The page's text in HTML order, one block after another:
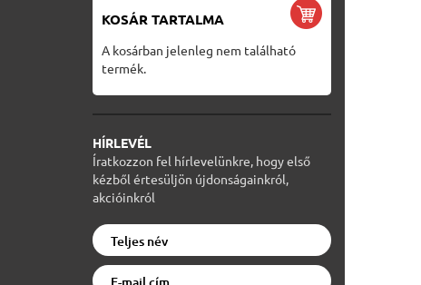
KOSÁR TARTALMA
A kosárban jelenleg nem található
termék.
HÍRLEVÉL
Íratkozzon fel hírlevelünkre, hogy első
kézből értesüljön újdonságainkról,
akcióinkról